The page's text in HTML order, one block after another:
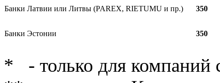
Банки Латвии или Литвы (PAREX, RIETUMU и пр.) 350
Банки Эстонии 350
* - только для